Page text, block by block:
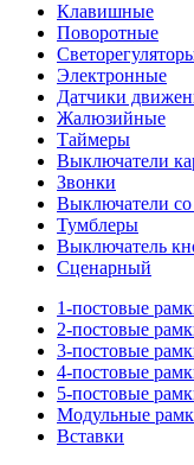
Клавишные
Поворотные
Электронные
Датчики
Жалюзийные
Таймеры
Выключатели
Звонки
Выключатели
Тумблеры
Выключатель
Сценарный
1-постовые
2-постовые
3-постовые
4-постовые
5-постовые
Модульные
Вставки